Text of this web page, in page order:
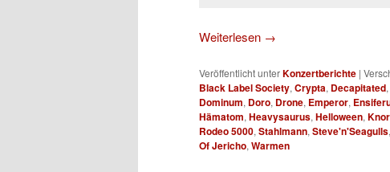
Weiterlesen →
Veröffentlicht unterKonzertberichte |
Black Label Society, Crypta, Decapitated,
Dominum, Doro, Drone, Emperor,
Hämatom, Heavysaurus, Helloween,
Rodeo 5000, Stahlmann, Steve'n'Seagulls,
Of Jericho, Warmen